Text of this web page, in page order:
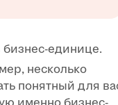
бизнес-единице.
несколько
понятный для